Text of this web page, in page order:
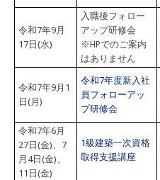
令和7年9月
17日(水)
入職後フォロー
アップ研修会
※HPでのご案内
はありません
令和7年9月1
日(月)
令和7年度新入社
員フォローアッ
プ研修会
令和7年6月
27日(金)、7
月4日(金)、
11日(金)
1級建築一次資格
取得支援講座